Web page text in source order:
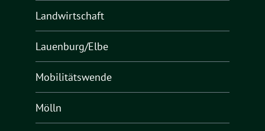
Landwirtschaft
Lauenburg/Elbe
Mobilitätswende
Mölln